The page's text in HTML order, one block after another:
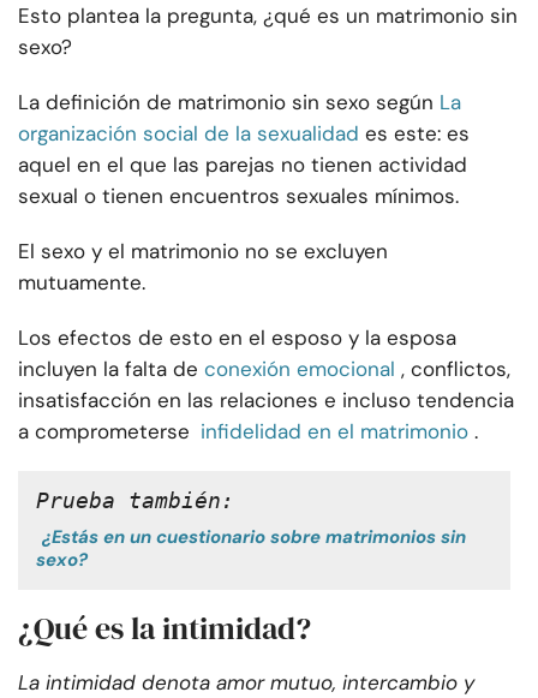
Esto plantea la pregunta, ¿qué es un matrimonio sin
sexo?
La definición de matrimonio sin sexo según La
organización social de la sexualidad es este: es
aquel en el que las parejas no tienen actividad
sexual o tienen encuentros sexuales mínimos.
El sexo y el matrimonio no se excluyen
mutuamente.
Los efectos de esto en el esposo y la esposa
incluyen la falta de conexión emocional , conflictos,
insatisfacción en las relaciones e incluso tendencia
a comprometerse infidelidad en el matrimonio .
Prueba también:
¿Estás en un cuestionario sobre matrimonios sin
sexo?
¿Qué es la intimidad?
La intimidad denota amor mutuo, intercambio y